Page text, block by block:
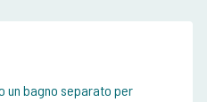
un bagno separato per